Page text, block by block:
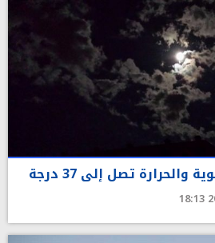
تصل إلى 37 درجة